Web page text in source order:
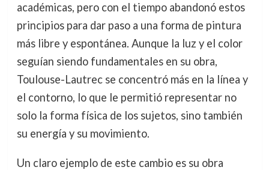
académicas, pero con el tiempo abandonó estos
principios para dar paso a una forma de pintura
más libre y espontánea. Aunque la luz y el color
seguían siendo fundamentales en su obra,
Toulouse-Lautrec se concentró más en la línea y
el contorno, lo que le permitió representar no
solo la forma física de los sujetos, sino también
su energía y su movimiento.
Un claro ejemplo de este cambio es su obra